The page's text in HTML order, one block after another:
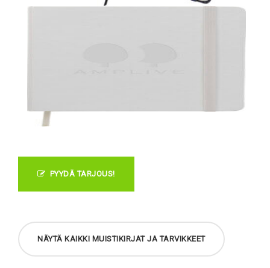
PYYDÄ TARJOUS!
NÄYTÄ KAIKKI MUISTIKIRJAT JA TARVIKKEET